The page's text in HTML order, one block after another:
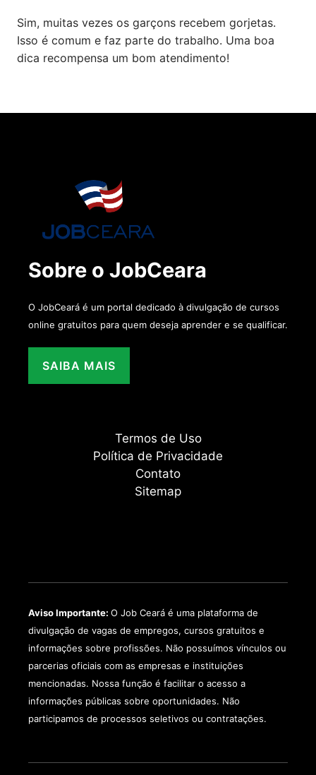
Sim, muitas vezes os garçons recebem gorjetas.
Isso é comum e faz parte do trabalho. Uma boa
dica recompensa um bom atendimento!
Sobre o JobCeara
O JobCeará é um portal dedicado à divulgação de cursos
online gratuitos para quem deseja aprender e se qualificar.
SAIBA MAIS
Termos de Uso
Política de Privacidade
Contato
Sitemap
Aviso Importante: O Job Ceará é uma plataforma de
divulgação de vagas de empregos, cursos gratuitos e
informações sobre profissões. Não possuímos vínculos ou
parcerias oficiais com as empresas e instituições
mencionadas. Nossa função é facilitar o acesso a
informações públicas sobre oportunidades. Não
participamos de processos seletivos ou contratações.